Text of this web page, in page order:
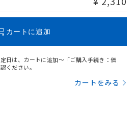
カートに追加
日は、カートに追加～「ご購入手続き：価
ください。
カートをみる